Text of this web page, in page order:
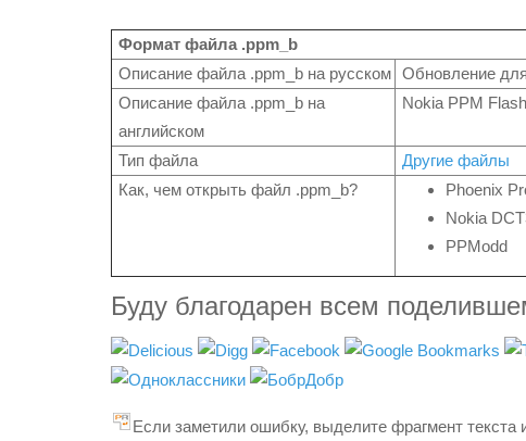
Формат файла .ppm_b
Описание файла .ppm_b на русском Обновление
Описание файла .ppm_b на
английском
Nokia PPM
Тип файла
Другие файлы
Как, чем открыть файл .ppm_b?
Phoenix
Nokia
PPModd
Буду благодарен всем
Если заметили ошибку, выделите фрагмент текста